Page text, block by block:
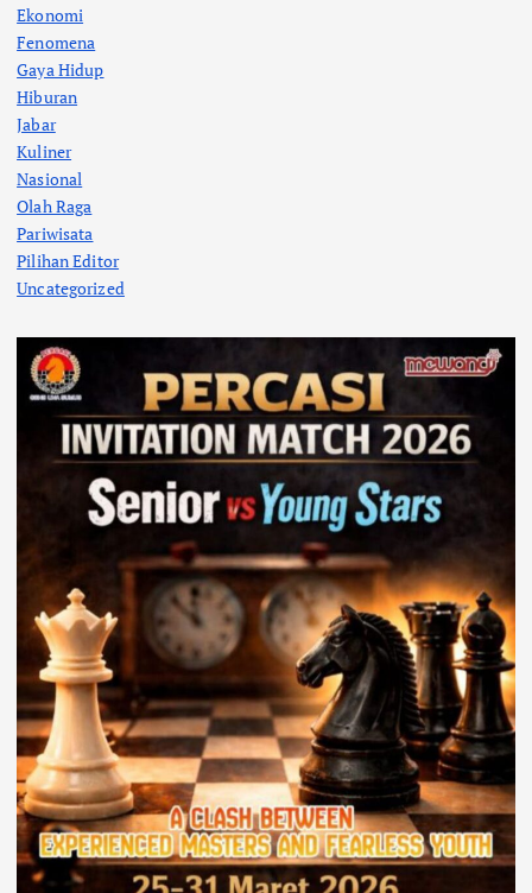
Ekonomi
Fenomena
Gaya Hidup
Hiburan
Jabar
Kuliner
Nasional
Olah Raga
Pariwisata
Pilihan Editor
Uncategorized